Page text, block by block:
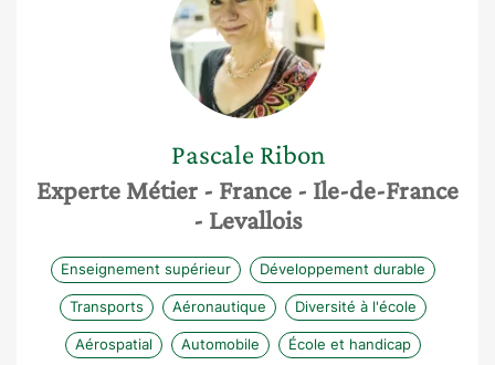
Pascale Ribon
Experte Métier - France - Ile-de-France
- Levallois
Enseignement supérieur Développement durable
Transports Aéronautique Diversité à l'école
Aérospatial Automobile École et handicap